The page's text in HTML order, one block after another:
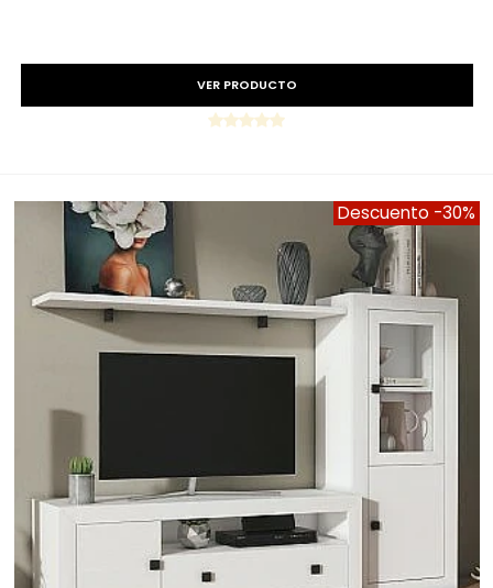
VER PRODUCTO
Descuento -30%